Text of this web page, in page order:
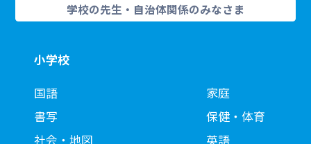
学校の先生・自治体関係のみなさま
小学校
国語
書写
社会・地図
家庭
保健・体育
英語